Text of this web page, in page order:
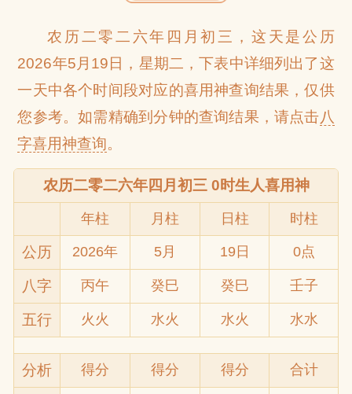
网
农历二零二六年四月初三，这天是公历
2026年5月19日，星期二，下表中详细列出了这
一天中各个时间段对应的喜用神查询结果，仅供
您参考。如需精确到分钟的查询结果，请点击八
字喜用神查询。
农历二零二六年四月初三 0时生人喜用神
年柱 月柱 日柱 时柱
公历 2026年 5月 19日 0点
八字 丙午 癸巳 癸巳 壬子
五行 火火 水火 水火 水水
分析 得分 得分 得分 合计